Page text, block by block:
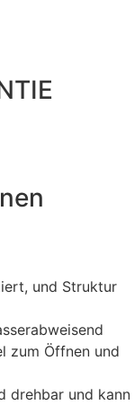
und Struktur
zum Öffnen und
drehbar und kann